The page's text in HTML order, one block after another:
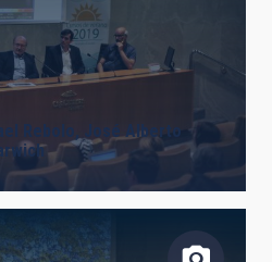
Rebolo, José Alberto